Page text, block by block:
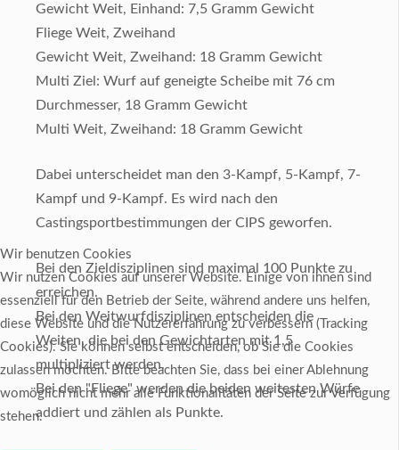
Gewicht Weit, Einhand: 7,5 Gramm Gewicht
Fliege Weit, Zweihand
Gewicht Weit, Zweihand: 18 Gramm Gewicht
Multi Ziel: Wurf auf geneigte Scheibe mit 76 cm
Durchmesser, 18 Gramm Gewicht
Multi Weit, Zweihand: 18 Gramm Gewicht
Dabei unterscheidet man den 3-Kampf, 5-Kampf, 7-
Kampf und 9-Kampf. Es wird nach den
Castingsportbestimmungen der CIPS geworfen.
Bei den Zieldisziplinen sind maximal 100 Punkte zu
erreichen.
Bei den Weitwurfdisziplinen entscheiden die
Weiten, die bei den Gewichtarten mit 1,5
multipliziert werden.
Bei den "Fliege" werden die beiden weitesten Würfe
addiert und zählen als Punkte.
Wir benutzen Cookies
Wir nutzen Cookies auf unserer Website. Einige von ihnen sind
essenziell für den Betrieb der Seite, während andere uns helfen,
diese Website und die Nutzererfahrung zu verbessern (Tracking
Cookies). Sie können selbst entscheiden, ob Sie die Cookies
zulassen möchten. Bitte beachten Sie, dass bei einer Ablehnung
womöglich nicht mehr alle Funktionalitäten der Seite zur Verfügung
stehen.